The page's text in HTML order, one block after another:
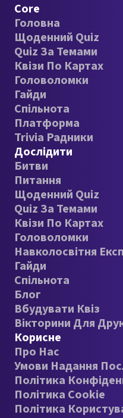
Core
Головна
Щоденний Quiz
Quiz За Темами
Квізи По Картах
Головоломки
Гайди
Спільнота
Платформа
Trivia Радники
Дослідити
Битви
Питання
Щоденний Quiz
Quiz За Темами
Квізи По Картах
Головоломки
Навколосвітня
Гайди
Спільнота
Блог
Вбудувати Квіз
Вікторини Для
Корисне
Про Нас
Умови Надання
Політика
Політика Cookie
Політика